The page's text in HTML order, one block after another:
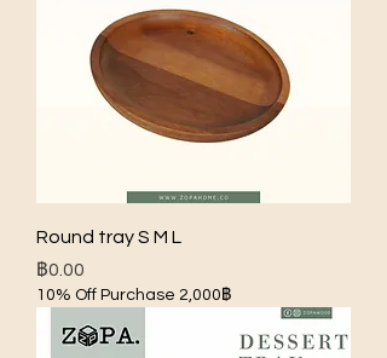
Round tray S M L
ราคา
฿0.00
10% Off Purchase 2,000฿